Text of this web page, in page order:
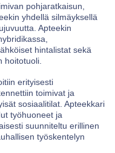
pohjaratkaisun,
yhdellä silmäyksellä
Apteekin
hintalistat sekä
hoitotuoli.
erityisesti
toimivat ja
sosiaalitilat. Apteekkari
työhuoneet ja
suunniteltu erillinen
työskentelyn